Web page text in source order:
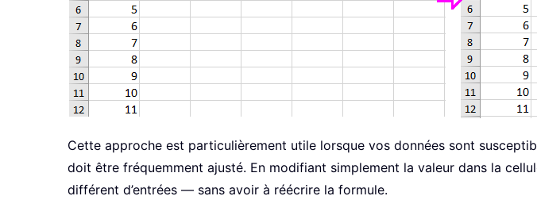
Cette approche est particulièrement utile lorsque vos données sont
doit être fréquemment ajusté. En modifiant simplement la valeur dans la
différent d’entrées — sans avoir à réécrire la formule.